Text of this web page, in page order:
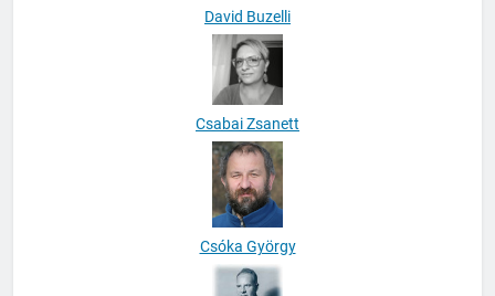
David Buzelli
Csabai Zsanett
Csóka György